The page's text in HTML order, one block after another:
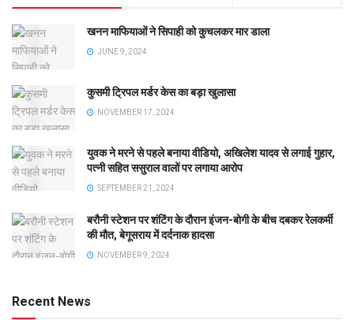
खनन माफियाओं ने सिपाही को कुचलकर मार डाला
JUNE 9, 2024
कुसमी ट्रिपल मर्डर केस का बड़ा खुलासा
NOVEMBER 17, 2024
युवक ने मरने से पहले बनाया वीडियो, अखिलेश यादव से लगाई गुहार,
पत्नी सहित ससुराल वालों पर लगाया आरोप
SEPTEMBER 21, 2024
बरौनी स्टेशन पर शंटिंग के दौरान इंजन-बोगी के बीच दबकर रेलकर्मी
की मौत, बेगूसराय में दर्दनाक हादसा
NOVEMBER 9, 2024
Recent News